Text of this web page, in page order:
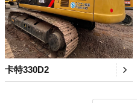
卡特330D2